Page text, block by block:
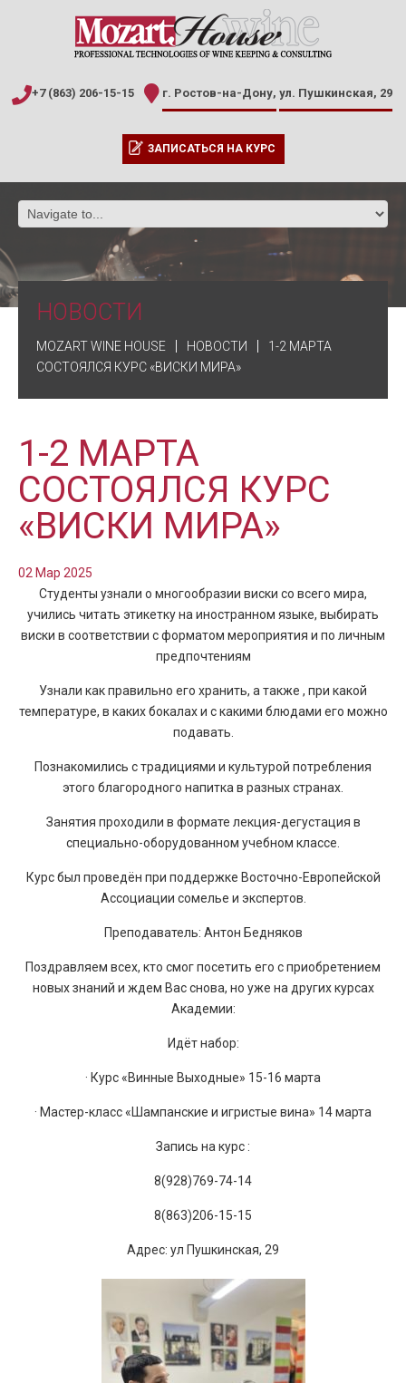
+7 (863) 206-15-15 г. Ростов-на-Дону, ул. Пушкинская, 29
ЗАПИСАТЬСЯ НА КУРС
НОВОСТИ
MOZART WINE HOUSE НОВОСТИ
1-2 МАРТА
СОСТОЯЛСЯ КУРС «ВИСКИ МИРА»
1-2 МАРТА
СОСТОЯЛСЯ КУРС
«ВИСКИ МИРА»
02 Мар 2025
Студенты узнали о многообразии виски со всего мира,
учились читать этикетку на иностранном языке, выбирать
виски в соответствии с форматом мероприятия и по личным
предпочтениям
Узнали как правильно его хранить, а также , при какой
температуре, в каких бокалах и с какими блюдами его можно
подавать.
Познакомились с традициями и культурой потребления
этого благородного напитка в разных странах.
Занятия проходили в формате лекция-дегустация в
специально-оборудованном учебном классе.
Курс был проведён при поддержке Восточно-Европейской
Ассоциации сомелье и экспертов.
Преподаватель: Антон Бедняков
Поздравляем всех, кто смог посетить его с приобретением
новых знаний и ждем Вас снова, но уже на других курсах
Академии:
Идёт набор:
· Курс «Винные Выходные» 15-16 марта
· Мастер-класс «Шампанские и игристые вина» 14 марта
Запись на курс :
8(928)769-74-14
8(863)206-15-15
Адрес: ул Пушкинская, 29